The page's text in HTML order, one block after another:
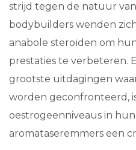
strijd tegen de natuur van
bodybuilders wenden
anabole steroïden om
prestaties te verbeteren.
grootste uitdagingen
worden geconfronteerd,
oestrogeenniveaus in hun
aromataseremmers een